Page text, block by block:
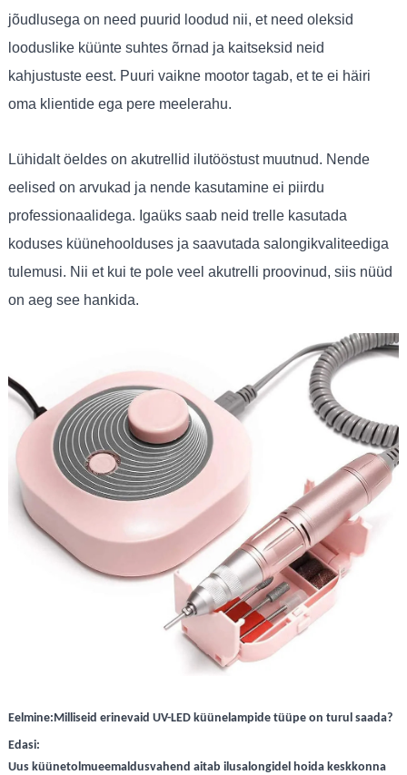
jõudlusega on need puurid loodud nii, et need oleksid
looduslike küünte suhtes õrnad ja kaitseksid neid
kahjustuste eest. Puuri vaikne mootor tagab, et te ei häiri
oma klientide ega pere meelerahu.
Lühidalt öeldes on akutrellid ilutööstust muutnud. Nende
eelised on arvukad ja nende kasutamine ei piirdu
professionaalidega. Igaüks saab neid trelle kasutada
koduses küünehoolduses ja saavutada salongikvaliteediga
tulemusi. Nii et kui te pole veel akutrelli proovinud, siis nüüd
on aeg see hankida.
Eelmine:Milliseid erinevaid UV-LED küünelampide tüüpe on turul saada?
Edasi:
Uus küünetolmueemaldusvahend aitab ilusalongidel hoida keskkonna